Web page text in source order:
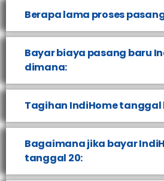
Berapa lama proses
Bayar biaya pasang baru
dimana:
Tagihan IndiHome tanggal
Bagaimana jika bayar
tanggal 20: